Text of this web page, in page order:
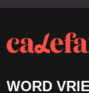
WORD